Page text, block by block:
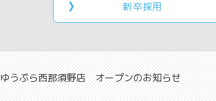
新卒採用
ゆうぷら西那須野店 オープンのお知らせ